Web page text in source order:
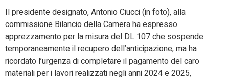
Il presidente designato, Antonio Ciucci (in foto), alla
commissione Bilancio della Camera ha espresso
apprezzamento per la misura del DL 107 che sospende
temporaneamente il recupero dell’anticipazione, ma ha
ricordato l’urgenza di completare il pagamento del caro
materiali per i lavori realizzati negli anni 2024 e 2025,